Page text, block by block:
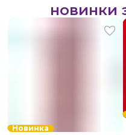
новинки
Новинка